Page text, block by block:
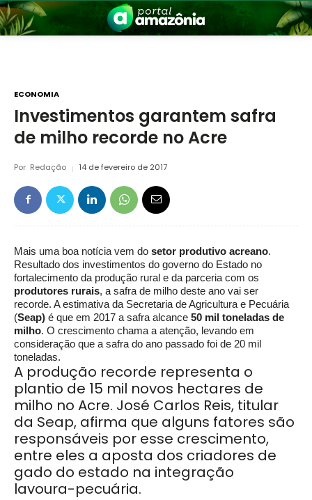
Amazônia
ECONOMIA
Investimentos garantem safra
de milho recorde no Acre
Por Redação 14 de fevereiro de 2017
Mais uma boa notícia vem do setor produtivo acreano.
Resultado dos investimentos do governo do Estado no
fortalecimento da produção rural e da parceria com os
produtores rurais, a safra de milho deste ano vai ser
recorde. A estimativa da Secretaria de Agricultura e Pecuária
(Seap) é que em 2017 a safra alcance 50 mil toneladas de
milho. O crescimento chama a atenção, levando em
consideração que a safra do ano passado foi de 20 mil
toneladas.
A produção recorde representa o
plantio de 15 mil novos hectares de
milho no Acre. José Carlos Reis, titular
da Seap, afirma que alguns fatores são
responsáveis por esse crescimento,
entre eles a aposta dos criadores de
gado do estado na integração
lavoura-pecuária.